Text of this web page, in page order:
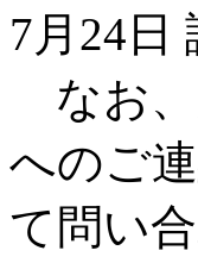
7月24日
なお、
へのご
て問い